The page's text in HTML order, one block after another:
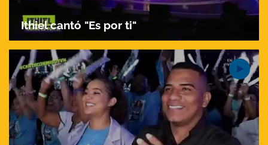
Ithiel cantó "Es por ti"